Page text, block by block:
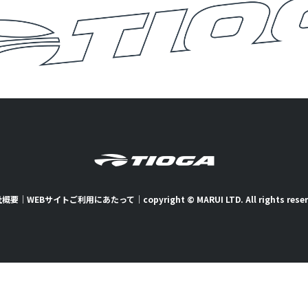
要｜ WEBサイトご利用にあたって ｜ copyright © MARUI LTD. All rights